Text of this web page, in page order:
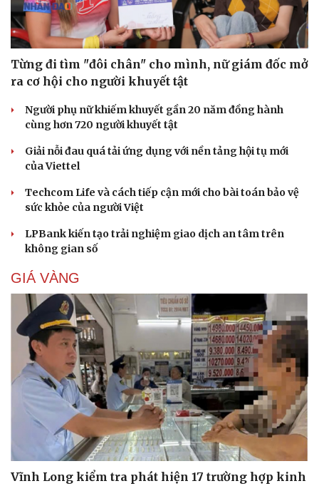
Từng đi tìm "đôi chân" cho mình, nữ giám đốc mở
ra cơ hội cho người khuyết tật
Người phụ nữ khiếm khuyết gần 20 năm đồng hành
cùng hơn 720 người khuyết tật
Giải nỗi đau quá tải ứng dụng với nền tảng hội tụ mới
của Viettel
Techcom Life và cách tiếp cận mới cho bài toán bảo vệ
sức khỏe của người Việt
LPBank kiến tạo trải nghiệm giao dịch an tâm trên
không gian số
GIÁ VÀNG
Vĩnh Long kiểm tra phát hiện 17 trường hợp kinh